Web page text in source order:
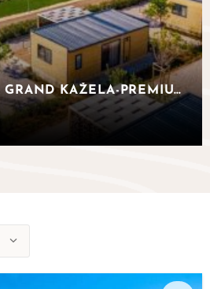
CAMPING ARENA GRAND KAŽELA-PREMIUM MOBILHEIME, MEDULIN